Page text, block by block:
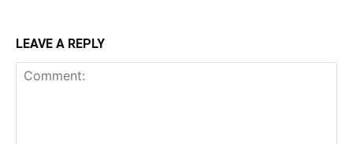
LEAVE A REPLY